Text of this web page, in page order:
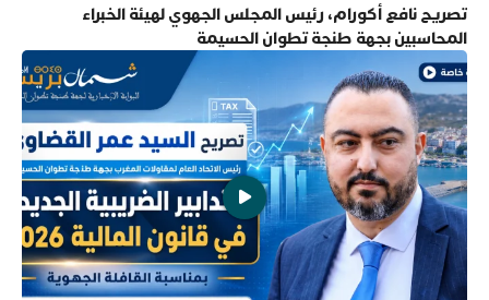
تصريح نافع أكورام، رئيس المجلس الجهوي لهيئة الخبراء
المحاسبين بجهة طنجة تطوان الحسيمة